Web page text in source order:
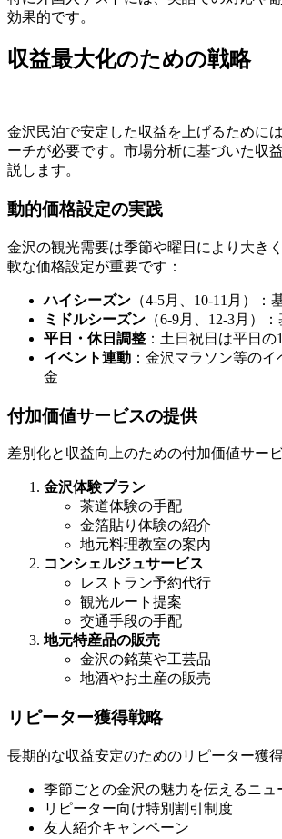
効果的です。
収益最大化のための戦略
金沢民泊で安定した収益を上げるために
ーチが必要です。市場分析に基づいた収
説します。
動的価格設定の実践
金沢の観光需要は季節や曜日により大き
軟な価格設定が重要です：
ハイシーズン （4-5月、10-11月）：
ミドルシーズン （6-9月、12-3月）
平日・休日調整 ：土日祝日は平日の
イベント連動 ：金沢マラソン等の
金
付加価値サービスの提供
差別化と収益向上のための付加価値サービ
金沢体験プラン
茶道体験の手配
金箔貼り体験の紹介
地元料理教室の案内
コンシェルジュサービス
レストラン予約代行
観光ルート提案
交通手段の手配
地元特産品の販売
金沢の銘菓や工芸品
地酒やお土産の販売
リピーター獲得戦略
長期的な収益安定のためのリピーター獲得
季節ごとの金沢の魅力を伝えるニュ
リピーター向け特別割引制度
友人紹介キャンペーン